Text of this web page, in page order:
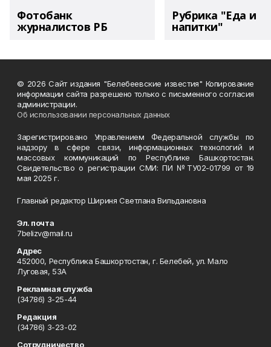
Фотобанк
журналистов РБ
Рубрика "Еда и
напитки"
© 2026 Сайт издания "Белебеевские известия" Копирование
информации сайта разрешено только с письменного согласия
администрации.
Об использовании персональных данных
Зарегистрировано Управлением Федеральной службы по
надзору в сфере связи, информационных технологий и
массовых коммуникаций по Республике Башкортостан.
Свидетельство о регистрации СМИ: ПИ №ТУ02-01799 от 19
мая 2025 г.
Главный редактор Шириня Светлана Вильдановна
Эл. почта
7belizv@mail.ru
Адрес
452000, Республика Башкортостан, г. Белебей, ул. Мало
Луговая, 53А
Рекламная служба
(34786) 3-25-44
Редакция
(34786) 3-23-02
Сотрудничество